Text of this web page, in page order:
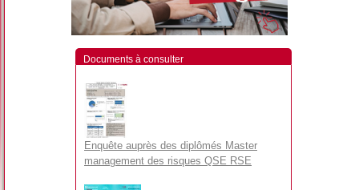
Documents à consulter
Enquête auprès des diplômés Master
management des risques QSE RSE